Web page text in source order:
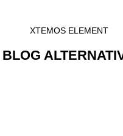
XTEMOS ELEMENT
BLOG